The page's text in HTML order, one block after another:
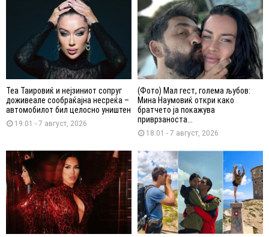
Теа Таировиќ и нејзиниот сопруг
доживеале сообраќајна несреќа –
автомобилот бил целосно уништен
19:01 - 7 август, 2026
(Фото) Мал гест, голема љубов:
Мина Наумовиќ откри како
братчето ја покажува
приврзаноста...
18:01 - 7 август, 2026